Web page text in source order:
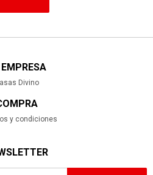
Divino
y condiciones